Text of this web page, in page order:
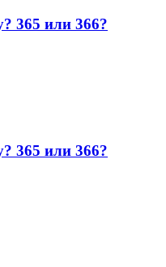
365 или 366?
365 или 366?